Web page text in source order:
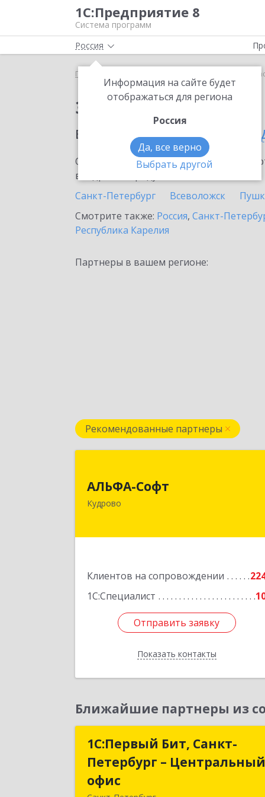
1С:Предприятие 8
Система программ
Россия
Информация на сайте будет
отображаться для региона
Россия
Да, все верно
Выбрать другой
Главная 1С:Share в
Заказать 1С:Share
в населенном пунте
Ознакомьтесь с информационными
внедрение продукта.
Санкт-Петербург
Всеволожск
Смотрите также: Россия, Санкт-
Республика Карелия
Партнеры в вашем регионе:
Рекомендованные партнеры
АЛЬФА-Софт
Кудрово
Клиентов на сопровождении
1С:Специалист
Отправить заявку
Показать контакты
188692, Ленинградская обл,
Всеволожский м.р-н, г.п.Заневское,
Отправить заявку
Назад
Ближайшие партнеры из
1С:Первый Бит, Санкт-
Петербург – Центральный
офис
1С:Первый Бит, Санкт-
Петербург – Центральный